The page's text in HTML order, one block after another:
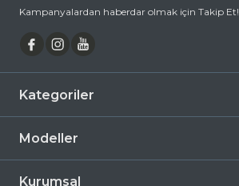
Kampanyalardan haberdar olmak için Takip Et!
Kategoriler
Modeller
Kurumsal